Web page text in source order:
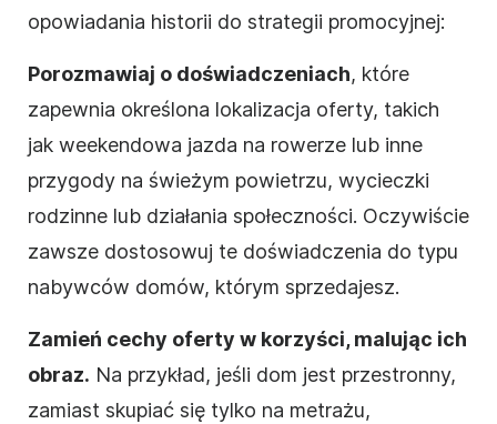
opowiadania historii do strategii promocyjnej:
Porozmawiaj o doświadczeniach, które
zapewnia określona lokalizacja oferty, takich
jak weekendowa jazda na rowerze lub inne
przygody na świeżym powietrzu, wycieczki
rodzinne lub działania społeczności. Oczywiście
zawsze dostosowuj te doświadczenia do typu
nabywców domów, którym sprzedajesz.
Zamień cechy oferty w korzyści, malując ich
obraz. Na przykład, jeśli dom jest przestronny,
zamiast skupiać się tylko na metrażu,